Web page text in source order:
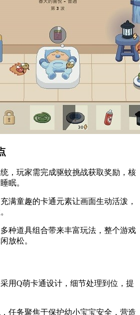
，玩家需完成驱蚊挑战获取奖励，核
眠。
满童趣的卡通元素让画面生动活泼，
种道具组合带来丰富玩法，整个游戏
放松。
用Q萌卡通设计，细节处理到位，提
任务聚焦于保护幼小宝宝安全，营造